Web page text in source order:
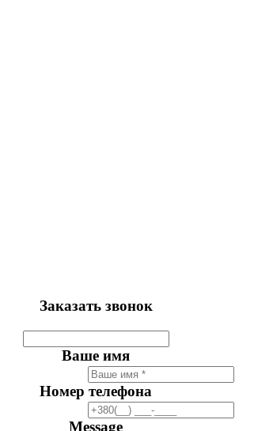
Заказать звонок
Ваше имя
Номер телефона
Message